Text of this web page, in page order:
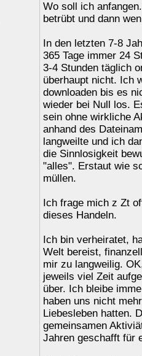
Wo soll ich
betrübt und dann
In den letzten 7-8
365 Tage immer 24
3-4 Stunden täglich
überhaupt nicht. Ich
downloaden bis es
wieder bei Null los.
sein ohne wirkliche
anhand des
langweilte und ich
die Sinnlosigkeit
"alles". Erstaut wie
müllen.
Ich frage mich z Zt
dieses Handeln.
Ich bin verheiratet,
Welt bereist,
mir zu langweilig.
jeweils viel Zeit
über. Ich bleibe
haben uns nicht
Liebesleben hatten.
gemeinsamen
Jahren geschafft für